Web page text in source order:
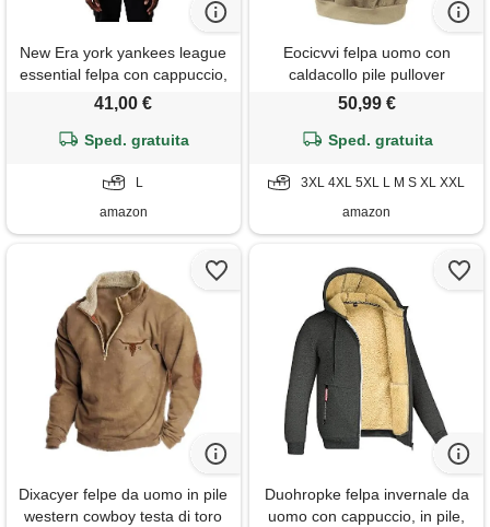
New Era york yankees league
essential felpa con cappuccio,
colore giallo scuro, l
41,00 €
Sped. gratuita
L
amazon
Eocicvvi felpa uomo con
caldacollo pile pullover
invernale calda hoodie
50,99 €
Sped. gratuita
3XL 4XL 5XL L M S XL XXL
amazon
Dixacyer felpe da uomo in pile
western cowboy testa di toro
Duohropke felpa invernale da
uomo con cappuccio, in pile,